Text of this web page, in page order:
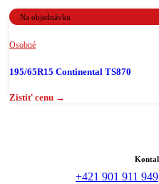
Na objednávku
Osobné
195/65R15 Continental TS870
+421 901 911 949